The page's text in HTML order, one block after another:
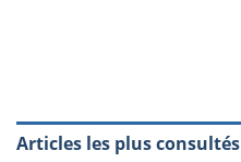
Articles les plus consultés